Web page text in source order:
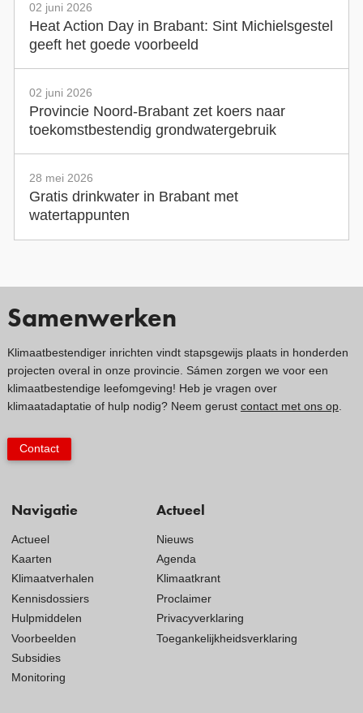
02 juni 2026
Heat Action Day in Brabant: Sint Michielsgestel
geeft het goede voorbeeld
02 juni 2026
Provincie Noord-Brabant zet koers naar
toekomstbestendig grondwatergebruik
28 mei 2026
Gratis drinkwater in Brabant met
watertappunten
Navigatie
Actueel
Kaarten
Klimaatverhalen
Kennisdossiers
Hulpmiddelen
Voorbeelden
Subsidies
Monitoring
Actueel
Nieuws
Agenda
Klimaatkrant
Proclaimer
Privacyverklaring
Toegankelijkheidsverklaring
Samenwerken
Klimaatbestendiger inrichten vindt stapsgewijs plaats in honderden
projecten overal in onze provincie. Sámen zorgen we voor een
klimaatbestendige leefomgeving! Heb je vragen over
klimaatadaptatie of hulp nodig? Neem gerust contact met ons op.
Contact